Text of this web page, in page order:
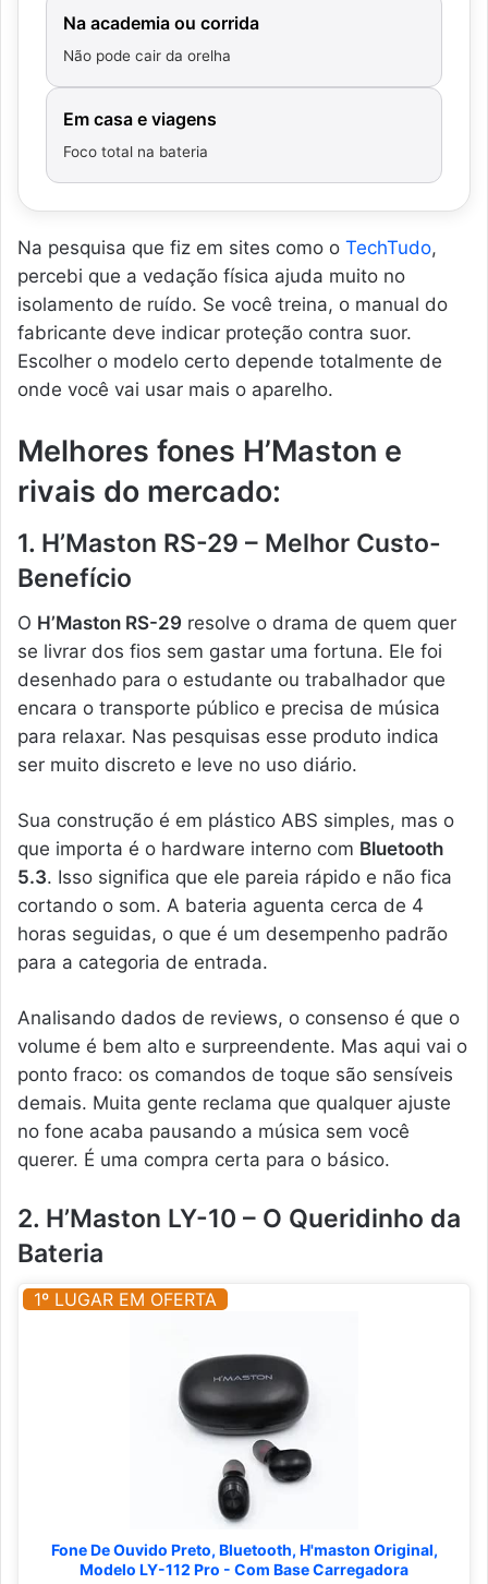
Na academia ou corrida
Não pode cair da orelha
Em casa e viagens
Foco total na bateria
Na pesquisa que fiz em sites como o TechTudo,
percebi que a vedação física ajuda muito no
isolamento de ruído. Se você treina, o manual do
fabricante deve indicar proteção contra suor.
Escolher o modelo certo depende totalmente de
onde você vai usar mais o aparelho.
Melhores fones H’Maston e
rivais do mercado:
1. H’Maston RS-29 – Melhor Custo-
Benefício
O H’Maston RS-29 resolve o drama de quem quer
se livrar dos fios sem gastar uma fortuna. Ele foi
desenhado para o estudante ou trabalhador que
encara o transporte público e precisa de música
para relaxar. Nas pesquisas esse produto indica
ser muito discreto e leve no uso diário.
Sua construção é em plástico ABS simples, mas o
que importa é o hardware interno com Bluetooth
5.3. Isso significa que ele pareia rápido e não fica
cortando o som. A bateria aguenta cerca de 4
horas seguidas, o que é um desempenho padrão
para a categoria de entrada.
Analisando dados de reviews, o consenso é que o
volume é bem alto e surpreendente. Mas aqui vai o
ponto fraco: os comandos de toque são sensíveis
demais. Muita gente reclama que qualquer ajuste
no fone acaba pausando a música sem você
querer. É uma compra certa para o básico.
2. H’Maston LY-10 – O Queridinho da
Bateria
1º LUGAR EM OFERTA
Fone De Ouvido Preto, Bluetooth, H'maston Original,
Modelo LY-112 Pro - Com Base Carregadora